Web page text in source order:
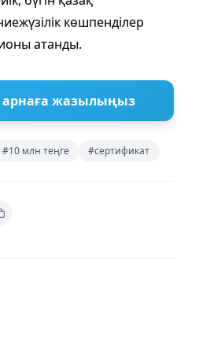
көшпенділер
атанды.
арнаға жазылыңыз
#10 млн теңге #сертификат